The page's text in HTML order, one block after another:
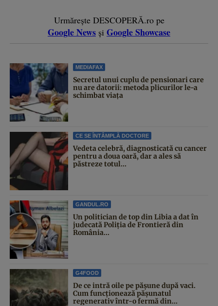
Urmărește DESCOPERĂ.ro pe
Google News și Google Showcase
MEDIAFAX
Secretul unui cuplu de pensionari care
nu are datorii: metoda plicurilor le-a
schimbat viața
CE SE ÎNTÂMPLĂ DOCTORE
Vedeta celebră, diagnosticată cu cancer
pentru a doua oară, dar a ales să
păstreze totul...
GANDUL.RO
Un politician de top din Libia a dat în
judecată Poliția de Frontieră din
România...
G4FOOD
De ce intră oile pe pășune după vaci.
Cum funcționează pășunatul
regenerativ într-o fermă din...